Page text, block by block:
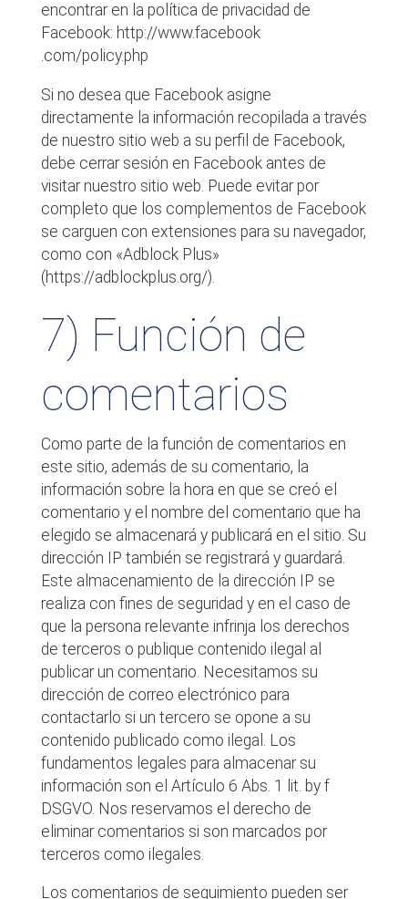
encontrar en la política de privacidad de
Facebook: http://www.facebook
.com/policy.php
Si no desea que Facebook asigne
directamente la información recopilada a través
de nuestro sitio web a su perfil de Facebook,
debe cerrar sesión en Facebook antes de
visitar nuestro sitio web. Puede evitar por
completo que los complementos de Facebook
se carguen con extensiones para su navegador,
como con «Adblock Plus»
(https://adblockplus.org/).
7) Función de
comentarios
Como parte de la función de comentarios en
este sitio, además de su comentario, la
información sobre la hora en que se creó el
comentario y el nombre del comentario que ha
elegido se almacenará y publicará en el sitio. Su
dirección IP también se registrará y guardará.
Este almacenamiento de la dirección IP se
realiza con fines de seguridad y en el caso de
que la persona relevante infrinja los derechos
de terceros o publique contenido ilegal al
publicar un comentario. Necesitamos su
dirección de correo electrónico para
contactarlo si un tercero se opone a su
contenido publicado como ilegal. Los
fundamentos legales para almacenar su
información son el Artículo 6 Abs. 1 lit. by f
DSGVO. Nos reservamos el derecho de
eliminar comentarios si son marcados por
terceros como ilegales.
Los comentarios de seguimiento pueden ser